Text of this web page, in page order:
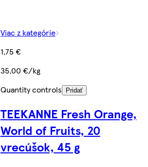
Viac z kategórie
1,75 €
35,00 €/kg
Quantity controls
Pridať
TEEKANNE Fresh Orange,
World of Fruits, 20
vrecúšok, 45 g